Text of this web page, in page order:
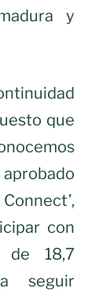
y
que
aprobado
con
de 18,7
seguir